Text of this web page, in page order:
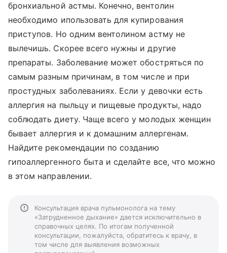
бронхиальной астмы. Конечно, вентолин
необходимо ипользовать для купирования
приступов. Но одним вентолином астму не
вылечишь. Скорее всего нужны и другие
препараты. Заболевание может обостряться по
самым разным причинам, в том числе и при
простудных заболеваниях. Если у девочки есть
аллергия на пыльцу и пищевые продукты, надо
соблюдать диету. Чаще всего у молодых женщин
бывает аллергия и к домашним аллергенам.
Найдите рекомендации по созданию
гипоаллергенного быта и сделайте все, что можно
в этом направлении.
Консультация врача пульмонолога на тему
«Затрудненное дыхание» дается исключительно в
справочных целях. По итогам полученной
консультации, пожалуйста, обратитесь к врачу, в
том числе для выявления возможных